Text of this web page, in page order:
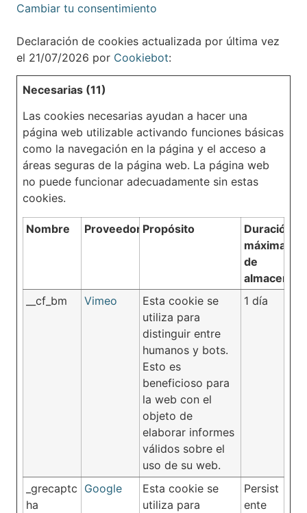
Cambiar tu consentimiento
Declaración de cookies actualizada por última vez
el 21/07/2026 por Cookiebot:
Necesarias (11)
Las cookies necesarias ayudan a hacer una
página web utilizable activando funciones básicas
como la navegación en la página y el acceso a
áreas seguras de la página web. La página web
no puede funcionar adecuadamente sin estas
cookies.
Nombre Proveedor Propósito
Duración
máxima
de
__cf_bm
Vimeo
Esta cookie se
utiliza para
distinguir entre
humanos y bots.
Esto es
beneficioso para
la web con el
objeto de
elaborar informes
válidos sobre el
uso de su web.
1 día
_grecaptc
ha
Google
Esta cookie se
utiliza para
Persist
ente